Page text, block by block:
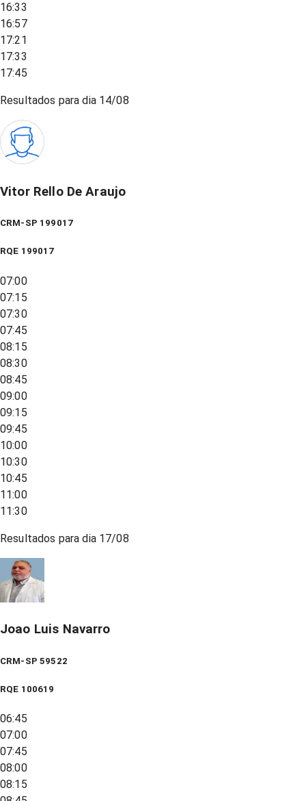
16:33
16:57
17:21
17:33
17:45
Resultados para dia 14/08
Vitor Rello De Araujo
CRM-SP 199017
RQE 199017
07:00
07:15
07:30
07:45
08:15
08:30
08:45
09:00
09:15
09:45
10:00
10:30
10:45
11:00
11:30
Resultados para dia 17/08
Joao Luis Navarro
CRM-SP 59522
RQE 100619
06:45
07:00
07:45
08:00
08:15